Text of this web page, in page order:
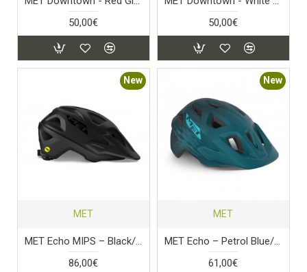
50,00€
50,00€
New
MET
MET Echo MIPS – Black/Matt
86,00€
New
MET
MET Echo – Petrol Blue/Matt
61,00€